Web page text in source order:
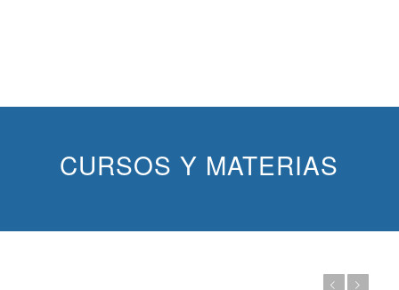
CURSOS Y MATERIAS